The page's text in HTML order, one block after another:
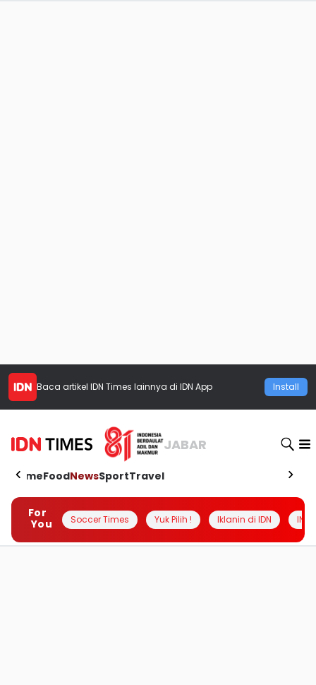
Baca artikel IDN Times lainnya di IDN App Install
JABAR
HomeFoodNewsSportTravel
For
You
Soccer Times Yuk Pilih ! Iklanin di IDN